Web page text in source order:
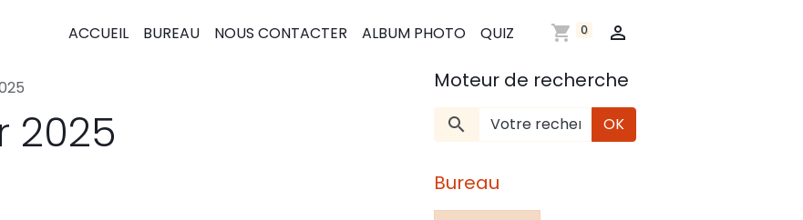
ACCUEIL BUREAU NOUS CONTACTER ALBUM PHOTO QUIZ 0
2025
Moteur de recherche
OK
Bureau